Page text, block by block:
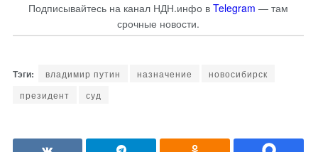
Подписывайтесь на канал НДН.инфо в Telegram — там
срочные новости.
владимир путин назначение
новосибирск
президент
суд